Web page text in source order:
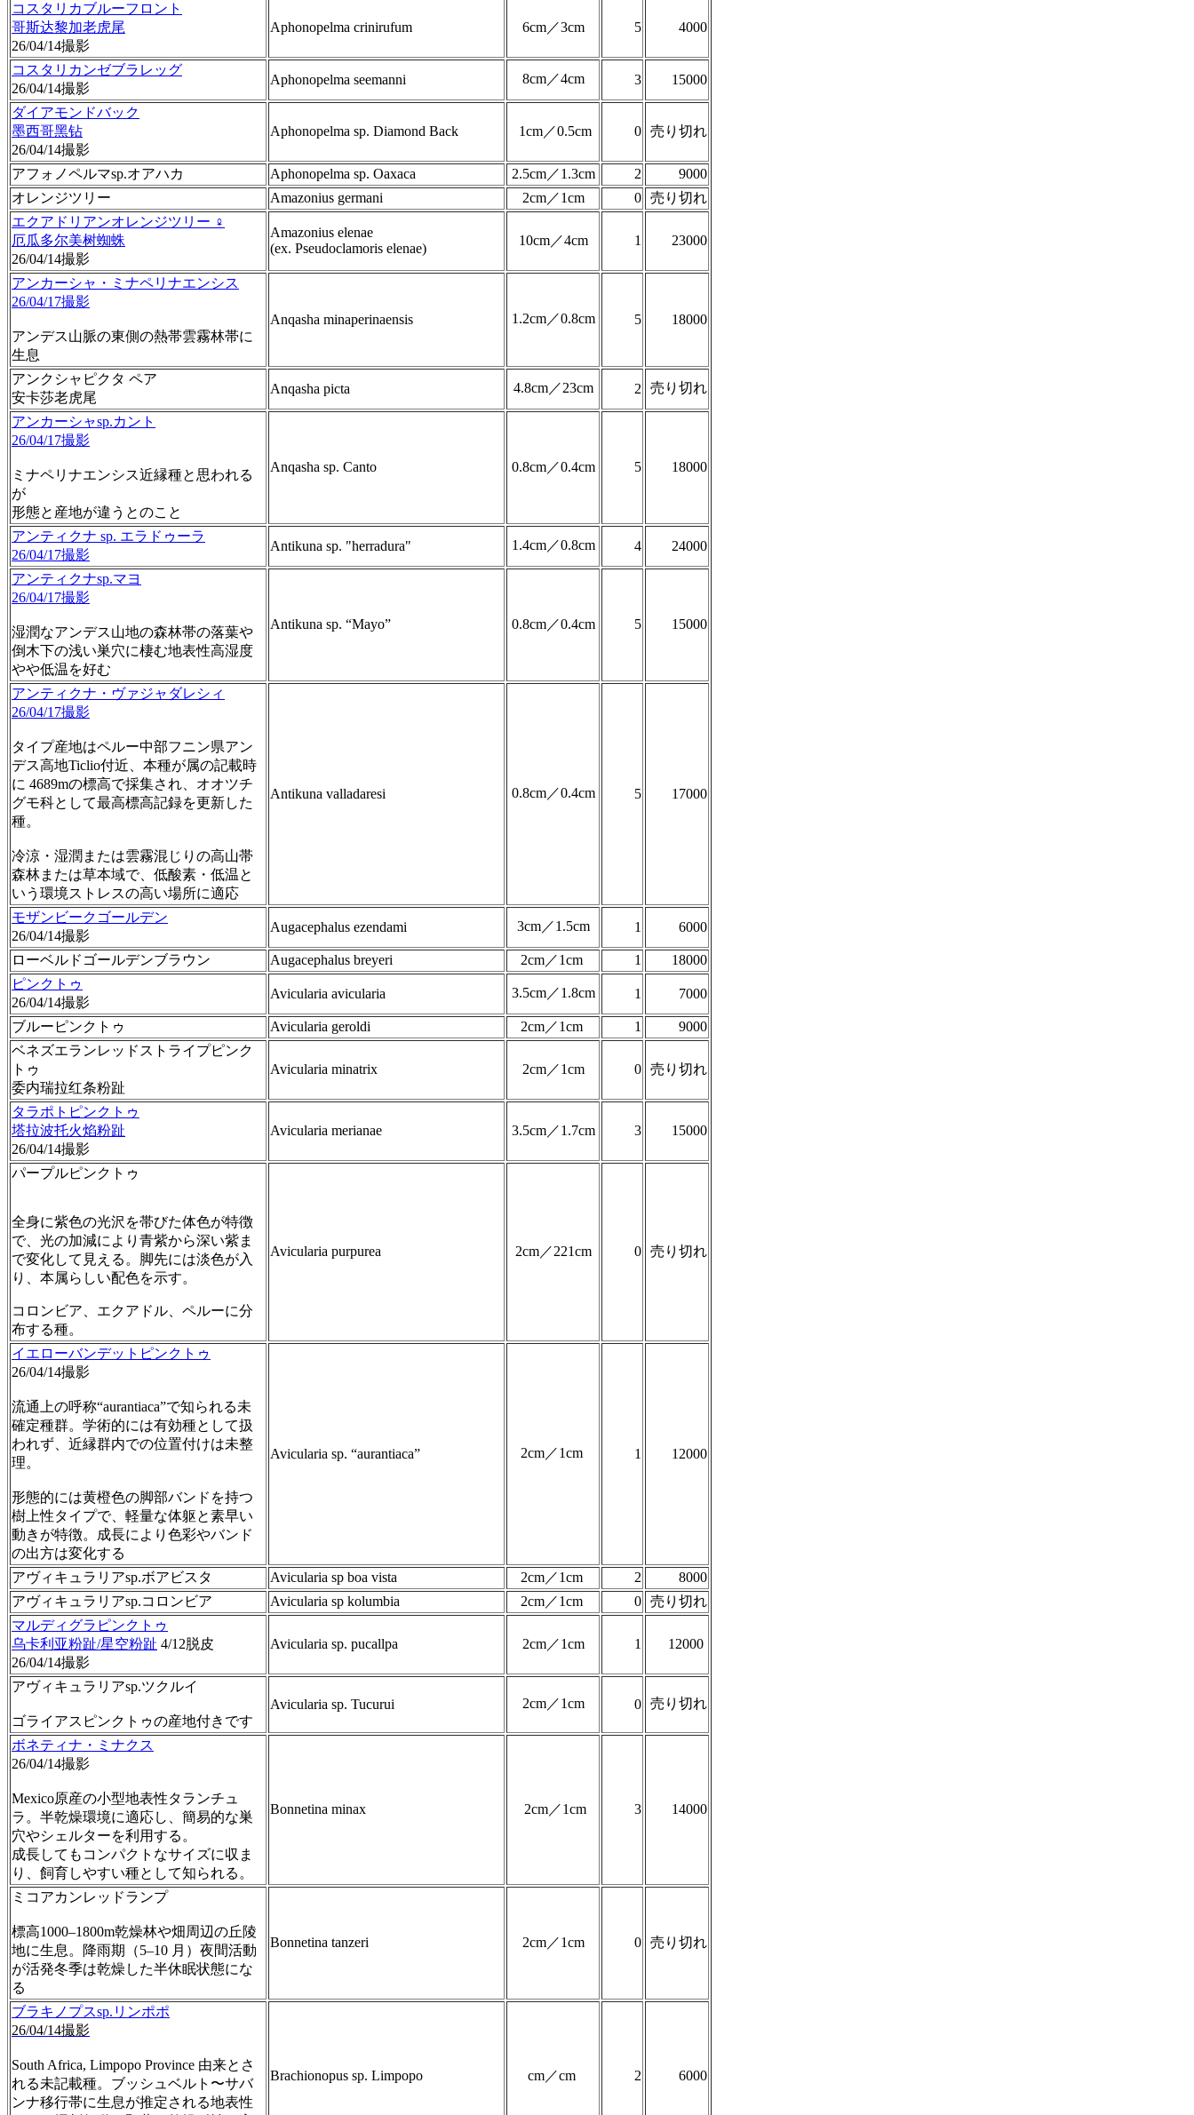
コスタリカブルーフロント
哥斯达黎加老虎尾
26/04/14撮影
Aphonopelma crinirufum 6cm／3cm 5 4000
コスタリカンゼブラレッグ
26/04/14撮影
Aphonopelma seemanni 8cm／4cm 3 15000
ダイアモンドバック
墨西哥黑钻
26/04/14撮影
Aphonopelma sp. Diamond Back 1cm／0.5cm 0 売り切れ
アフォノペルマsp.オアハカ Aphonopelma sp. Oaxaca 2.5cm／1.3cm 2
9000
オレンジツリー
Amazonius germani 2cm／1cm 0 売り切れ
エクアドリアンオレンジツリー ♀
厄瓜多尔美树蜘蛛
26/04/14撮影
Amazonius elenae
(ex. Pseudoclamoris elenae)
10cm／4cm 1 23000
アンカーシャ・ミナペリナエンシス
26/04/17撮影
アンデス山脈の東側の熱帯雲霧林帯に
生息
Anqasha minaperinaensis 1.2cm／0.8cm 5 18000
アンクシャピクタ ペア
安卡莎老虎尾
Anqasha picta 4.8cm／23cm 2 売り切れ
アンカーシャsp.カント
26/04/17撮影
ミナペリナエンシス近縁種と思われる
が
形態と産地が違うとのこと
Anqasha sp. Canto 0.8cm／0.4cm 5 18000
アンティクナ sp. エラドゥーラ
26/04/17撮影
Antikuna sp. "herradura" 1.4cm／0.8cm 4 24000
アンティクナsp.マヨ
26/04/17撮影
湿潤なアンデス山地の森林帯の落葉や
倒木下の浅い巣穴に棲む地表性高湿度
やや低温を好む
Antikuna sp. “Mayo” 0.8cm／0.4cm 5 15000
アンティクナ・ヴァジャダレシィ
26/04/17撮影
タイプ産地はペルー中部フニン県アン
デス高地Ticlio付近、本種が属の記載時
に 4689mの標高で採集され、オオツチ
グモ科として最高標高記録を更新した
種。
冷涼・湿潤または雲霧混じりの高山帯
森林または草本域で、低酸素・低温と
いう環境ストレスの高い場所に適応
Antikuna valladaresi 0.8cm／0.4cm 5 17000
モザンビークゴールデン
26/04/14撮影
Augacephalus ezendami 3cm／1.5cm 1 6000
ローベルドゴールデンブラウン Augacephalus breyeri 2cm／1cm 1
18000
ピンクトゥ
26/04/14撮影
Avicularia avicularia 3.5cm／1.8cm 1 7000
ブルーピンクトゥ Avicularia geroldi 2cm／1cm 1
9000
ベネズエランレッドストライプピンク
トゥ
委内瑞拉红条粉趾
Avicularia minatrix 2cm／1cm 0 売り切れ
タラポトピンクトゥ
塔拉波托火焰粉趾
26/04/14撮影
Avicularia merianae 3.5cm／1.7cm 3 15000
パープルピンクトゥ
全身に紫色の光沢を帯びた体色が特徴
で、光の加減により青紫から深い紫ま
で変化して見える。脚先には淡色が入
り、本属らしい配色を示す。
コロンビア、エクアドル、ペルーに分
布する種。
Avicularia purpurea 2cm／221cm 0 売り切れ
イエローバンデットピンクトゥ
26/04/14撮影
流通上の呼称“aurantiaca”で知られる未
確定種群。学術的には有効種として扱
われず、近縁群内での位置付けは未整
理。
形態的には黄橙色の脚部バンドを持つ
樹上性タイプで、軽量な体躯と素早い
動きが特徴。成長により色彩やバンド
の出方は変化する
Avicularia sp. “aurantiaca” 2cm／1cm 1 12000
アヴィキュラリアsp.ボアビスタ Avicularia sp boa vista 2cm／1cm 2
8000
アヴィキュラリアsp.コロンビア
Avicularia sp kolumbia 2cm／1cm 0 売り切れ
マルディグラピンクトゥ
乌卡利亚粉趾/星空粉趾 4/12脱皮
26/04/14撮影
Avicularia sp. pucallpa 2cm／1cm 1 12000
アヴィキュラリアsp.ツクルイ
ゴライアスピンクトゥの産地付きです
Avicularia sp. Tucurui 2cm／1cm 0 売り切れ
ボネティナ・ミナクス
26/04/14撮影
Mexico原産の小型地表性タランチュ
ラ。半乾燥環境に適応し、簡易的な巣
穴やシェルターを利用する。
成長してもコンパクトなサイズに収ま
り、飼育しやすい種として知られる。
Bonnetina minax 2cm／1cm 3 14000
ミコアカンレッドランプ
標高1000–1800m乾燥林や畑周辺の丘陵
地に生息。降雨期（5–10 月）夜間活動
が活発冬季は乾燥した半休眠状態にな
る
Bonnetina tanzeri 2cm／1cm 0 売り切れ
ブラキノプスsp.リンポポ
26/04/14撮影
South Africa, Limpopo Province 由来とさ
れる未記載種。ブッシュベルト〜サバ
ンナ移行帯に生息が推定される地表性
Brachionopus sp. Limpopo cm／cm 2 6000